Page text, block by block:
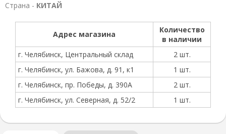
Страна - КИТАЙ
Адрес магазина
Количество
в наличии
г. Челябинск, Центральный склад
2 шт.
г. Челябинск, ул. Бажова, д. 91, к1
1 шт.
г. Челябинск, пр. Победы, д. 390А
2 шт.
г. Челябинск, ул. Северная, д. 52/2
1 шт.